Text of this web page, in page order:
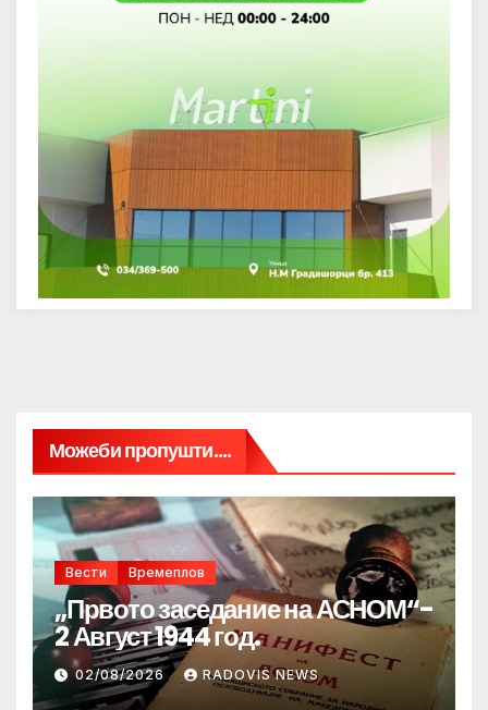
Можеби пропушти....
Вести Времеплов
„Првото заседание на АСНОМ“-
2 Август 1944 год.
02/08/2026 RADOVIS NEWS